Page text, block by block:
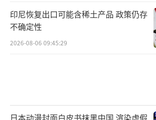
印尼恢复出口可能含稀土产品 政策仍存
不确定性
2026-08-06 09:45:29